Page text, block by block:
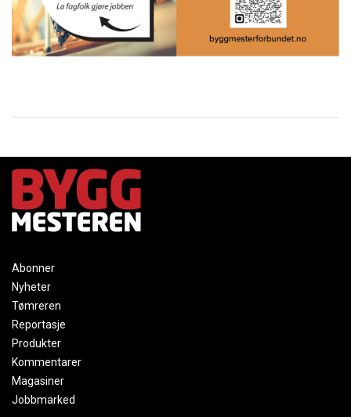
Abonner
Nyheter
Tømreren
Reportasje
Produkter
Kommentarer
Magasiner
Jobbmarked